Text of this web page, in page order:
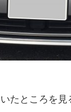
たところを見